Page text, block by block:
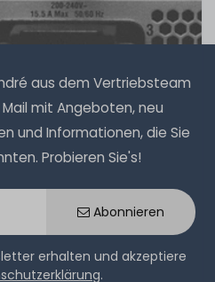
aus dem Vertriebsteam
mit Angeboten, neu
und Informationen, die Sie
Probieren Sie's!
Abonnieren
erhalten und akzeptiere
.